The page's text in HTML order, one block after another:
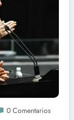
0 Comentarios